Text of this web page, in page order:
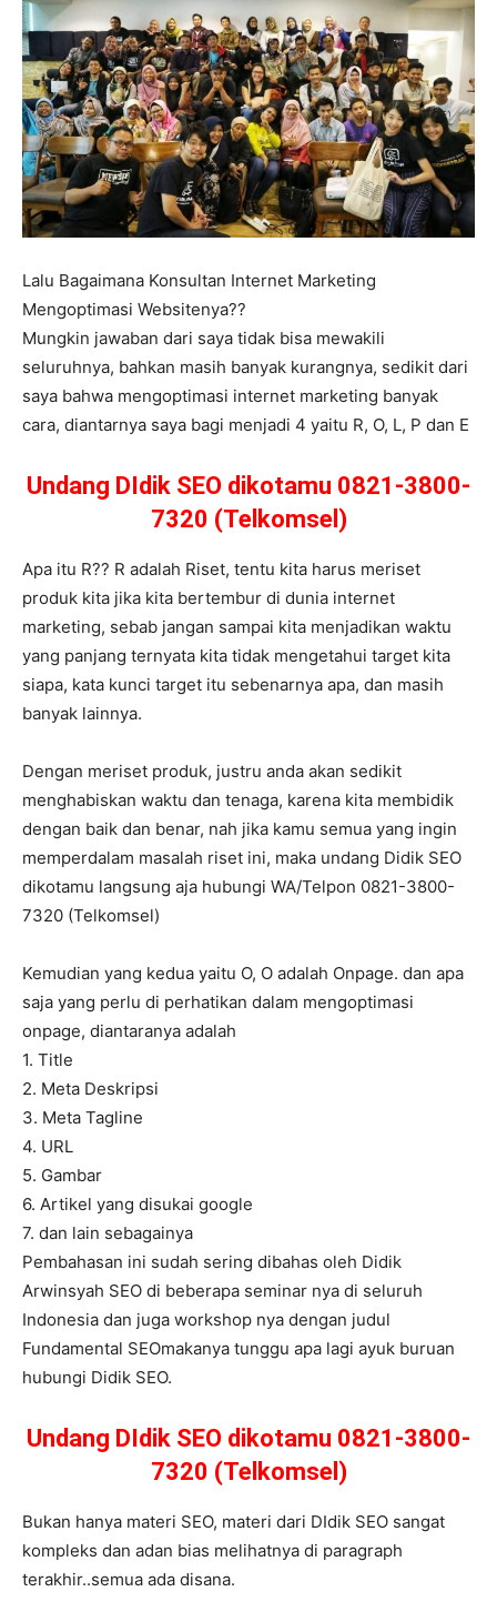
Lalu Bagaimana Konsultan Internet Marketing
Mengoptimasi Websitenya??
Mungkin jawaban dari saya tidak bisa mewakili
seluruhnya, bahkan masih banyak kurangnya, sedikit dari
saya bahwa mengoptimasi internet marketing banyak
cara, diantarnya saya bagi menjadi 4 yaitu R, O, L, P dan E
Undang DIdik SEO dikotamu 0821-3800-
7320 (Telkomsel)
Apa itu R?? R adalah Riset, tentu kita harus meriset
produk kita jika kita bertembur di dunia internet
marketing, sebab jangan sampai kita menjadikan waktu
yang panjang ternyata kita tidak mengetahui target kita
siapa, kata kunci target itu sebenarnya apa, dan masih
banyak lainnya.
Dengan meriset produk, justru anda akan sedikit
menghabiskan waktu dan tenaga, karena kita membidik
dengan baik dan benar, nah jika kamu semua yang ingin
memperdalam masalah riset ini, maka undang Didik SEO
dikotamu langsung aja hubungi WA/Telpon 0821-3800-
7320 (Telkomsel)
Kemudian yang kedua yaitu O, O adalah Onpage. dan apa
saja yang perlu di perhatikan dalam mengoptimasi
onpage, diantaranya adalah
1. Title
2. Meta Deskripsi
3. Meta Tagline
4. URL
5. Gambar
6. Artikel yang disukai google
7. dan lain sebagainya
Pembahasan ini sudah sering dibahas oleh Didik
Arwinsyah SEO di beberapa seminar nya di seluruh
Indonesia dan juga workshop nya dengan judul
Fundamental SEOmakanya tunggu apa lagi ayuk buruan
hubungi Didik SEO.
Undang DIdik SEO dikotamu 0821-3800-
7320 (Telkomsel)
Bukan hanya materi SEO, materi dari DIdik SEO sangat
kompleks dan adan bias melihatnya di paragraph
terakhir..semua ada disana.